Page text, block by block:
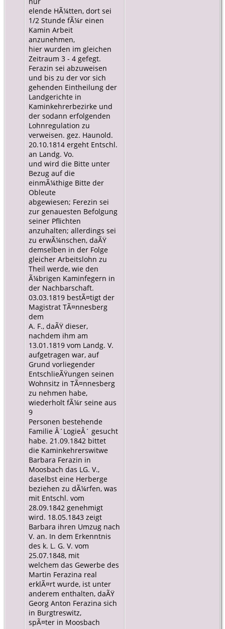
elende HÃ¼tten, dort sei
1/2 Stunde fÃ¼r einen
Kamin Arbeit
anzunehmen,
hier wurden im gleichen
Zeitraum 3 - 4 gefegt.
Ferazin sei abzuweisen
und bis zu der vor sich
gehenden Eintheilung der
Landgerichte in
Kaminkehrerbezirke und
der sodann erfolgenden
Lohnregulation zu
verweisen. gez. Haunold.
20.10.1814 ergeht Entschl.
an Landg. Vo.
und wird die Bitte unter
Bezug auf die
einmÃ¼thige Bitte der
Obleute
abgewiesen; Ferezin sei
zur genauesten Befolgung
seiner Pflichten
anzuhalten; allerdings sei
zu erwÃ¼nschen, daÃŸ
demselben in der Folge
gleicher Arbeitslohn zu
Theil werde, wie den
Ã¼brigen Kaminfegern in
der Nachbarschaft.
03.03.1819 bestÃ¤tigt der
Magistrat TÃ¤nnesberg
dem
A. F., daÃŸ dieser,
nachdem ihm am
13.01.1819 vom Landg. V.
aufgetragen war, auf
Grund vorliegender
EntschlieÃŸungen seinen
Wohnsitz in TÃ¤nnesberg
zu nehmen habe,
wiederholt fÃ¼r seine aus
9
Personen bestehende
Familie Â´LogieÂ´ gesucht
habe. 21.09.1842 bittet
die Kaminkehrerswitwe
Barbara Ferazin in
Moosbach das LG. V.,
daselbst eine Herberge
beziehen zu dÃ¼rfen, was
mit Entschl. vom
28.09.1842 genehmigt
wird. 18.05.1843 zeigt
Barbara ihren Umzug nach
V. an. In dem Erkenntnis
des k. L. G. V. vom
25.07.1848, mit
welchem das Gewerbe des
Martin Ferazina real
erklÃ¤rt wurde, ist unter
anderem enthalten, daÃŸ
Georg Anton Ferazina sich
in Burgtreswitz,
spÃ¤ter in Moosbach